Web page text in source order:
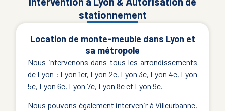
stationnement
Location de monte-meuble dans Lyon et
sa métropole
Nous intervenons dans tous les arrondissements
de Lyon : Lyon 1er, Lyon 2e, Lyon 3e, Lyon 4e, Lyon
5e, Lyon 6e, Lyon 7e, Lyon 8e et Lyon 9e.
Nous pouvons également intervenir à Villeurbanne,